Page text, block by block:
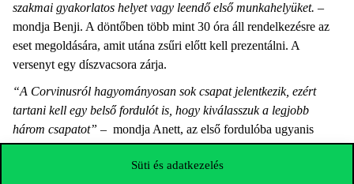
Süti és adatkezelés
szakmai gyakorlatos helyet vagy leendő első munkahelyüket. –
mondja Benji. A döntőben több mint 30 óra áll rendelkezésre az
eset megoldására, amit utána zsűri előtt kell prezentálni. A
versenyt egy díszvacsora zárja.
“A Corvinusról hagyományosan sok csapat jelentkezik, ezért
tartani kell egy belső fordulót is, hogy kiválasszuk a legjobb
három csapatot” – mondja Anett, az első fordulóba ugyanis
minden egyetemről csak három csapat juthat be. Idén ezt a
fordulót megelőzi egy előszűrés is, ugyanis csak a legjobb nyolc